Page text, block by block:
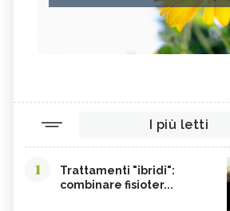
I più letti
1
Trattamenti "ibridi":
combinare fisioter...